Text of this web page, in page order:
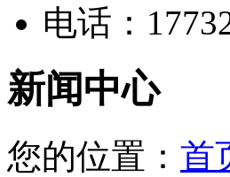
电话：
新闻中心
您的位置： 首